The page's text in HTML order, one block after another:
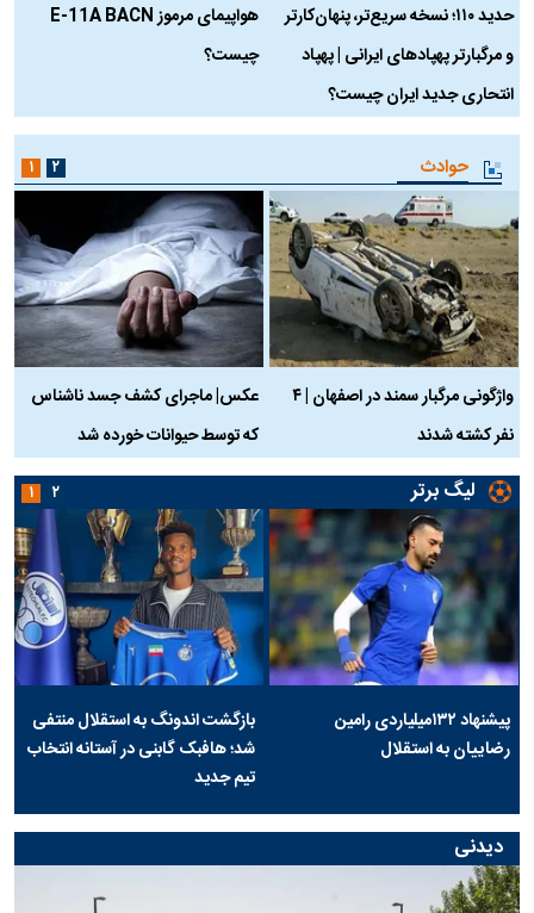
حدید ۱۱۰؛ نسخه سریع‌تر، پنهان‌کارتر
و مرگبارتر پهپادهای ایرانی | پهپاد
انتحاری جدید ایران چیست؟
هواپیمای مرموز E-11A BACN
چیست؟
حوادث
واژگونی مرگبار سمند در اصفهان | ۴
نفر کشته شدند
عکس| ماجرای کشف جسد ناشناس
که توسط حیوانات خورده شد
۱ ۲
لیگ برتر
پیشنهاد ۱۳۲میلیاردی رامین
رضاییان به استقلال
بازگشت اندونگ به استقلال منتفی
شد؛ هافبک گابنی در آستانه انتخاب
تیم جدید
۱ ۲
دیدنی